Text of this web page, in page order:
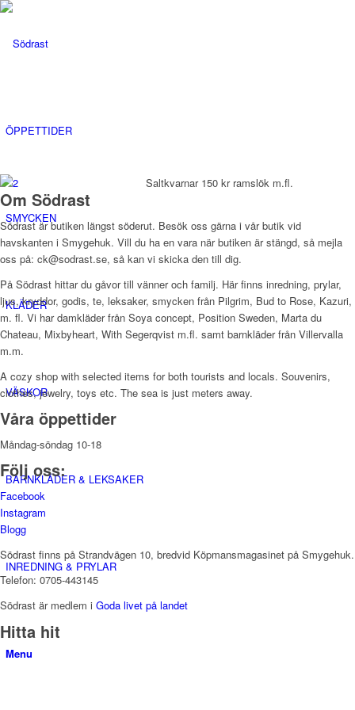
ÖPPETTIDER
SMYCKEN
KLÄDER
VÄSKOR
BARNKLÄDER & LEKSAKER
INREDNING & PRYLAR
Menu
Saltkvarnar 150 kr ramslök m.fl.
Om Södrast
Södrast är butiken längst söderut. Besök oss gärna i vår butik vid
havskanten i Smygehuk. Vill du ha en vara när butiken är stängd, så mejla
oss på: ck@sodrast.se, så kan vi skicka den till dig.
På Södrast hittar du gåvor till vänner och familj. Här finns inredning, prylar,
ljus, kryddor, godis, te, leksaker, smycken från Pilgrim, Bud to Rose, Kazuri,
m. fl. Vi har damkläder från Soya concept, Position Sweden, Marta du
Chateau, Mixbyheart, With Segerqvist m.fl. samt barnkläder från Villervalla
m.m.
A cozy shop with selected items for both tourists and locals. Souvenirs,
clothes, jewelry, toys etc. The sea is just meters away.
Våra öppettider
Måndag-söndag 10-18
Följ oss:
Facebook
Instagram
Blogg
Södrast finns på Strandvägen 10, bredvid Köpmansmagasinet på Smygehuk.
Telefon: 0705-443145
Södrast är medlem i Goda livet på landet
Hitta hit